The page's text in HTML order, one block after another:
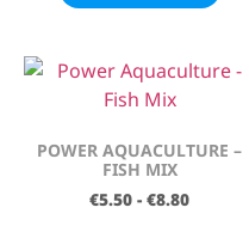
POWER AQUACULTURE –
FISH MIX
€5.50 - €8.80